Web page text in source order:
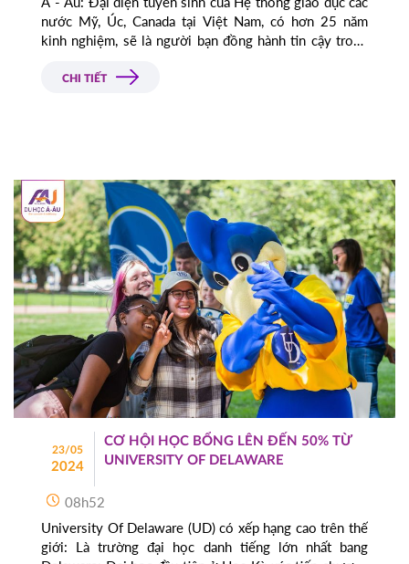
nước Mỹ, Úc, Canada tại Việt Nam, có hơn 25 năm
kinh nghiệm, sẽ là người bạn đồng hành tin cậy trong
bạn!CHI TIẾT
23/05
2024
CƠ HỘI HỌC BỔNG LÊN ĐẾN 50% TỪ
UNIVERSITY OF DELAWARE
08h52
University Of Delaware (UD) có xếp hạng cao trên thế
giới: Là trường đại học danh tiếng lớn nhất bang